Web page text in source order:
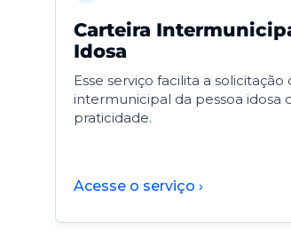
Carteira
Idosa
Esse serviço facilita a solicitação
intermunicipal da pessoa idosa
praticidade.
Acesse o serviço ›